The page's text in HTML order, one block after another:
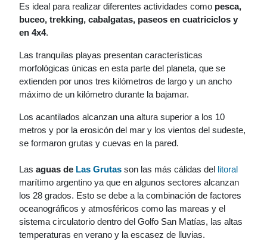
Es ideal para realizar diferentes actividades como pesca,
buceo, trekking, cabalgatas, paseos en cuatriciclos y
en 4x4.
Las tranquilas playas presentan características
morfológicas únicas en esta parte del planeta, que se
extienden por unos tres kilómetros de largo y un ancho
máximo de un kilómetro durante la bajamar.
Los acantilados alcanzan una altura superior a los 10
metros y por la erosicón del mar y los vientos del sudeste,
se formaron grutas y cuevas en la pared.
Las aguas de Las Grutas son las más cálidas del litoral
marítimo argentino ya que en algunos sectores alcanzan
los 28 grados. Esto se debe a la combinación de factores
oceanográficos y atmosféricos como las mareas y el
sistema circulatorio dentro del Golfo San Matías, las altas
temperaturas en verano y la escasez de lluvias.